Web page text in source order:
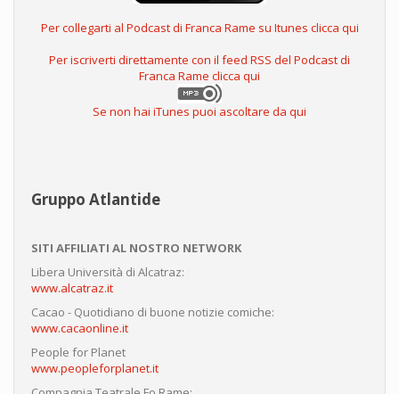
Per collegarti al Podcast di Franca Rame su Itunes clicca qui
Per iscriverti direttamente con il feed RSS del Podcast di
Franca Rame clicca qui
Se non hai iTunes puoi ascoltare da qui
Gruppo Atlantide
SITI AFFILIATI AL NOSTRO NETWORK
Libera Università di Alcatraz:
www.alcatraz.it
Cacao - Quotidiano di buone notizie comiche:
www.cacaonline.it
People for Planet
www.peopleforplanet.it